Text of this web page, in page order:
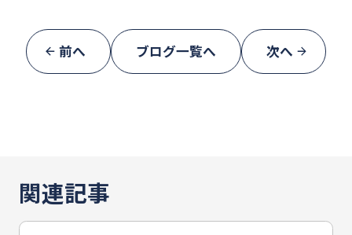
前へ ブログ一覧へ 次へ
関連記事